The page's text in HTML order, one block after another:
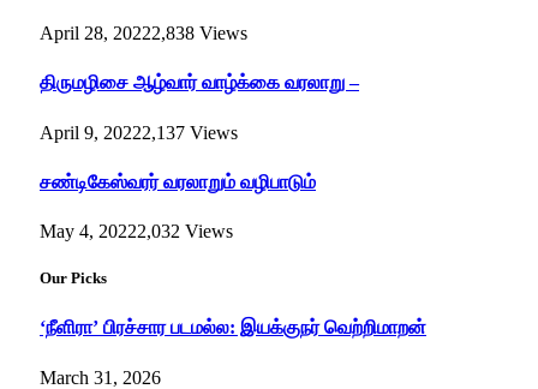
April 28, 20222,838 Views
திருமழிசை ஆழ்வார் வாழ்க்கை வரலாறு –
April 9, 20222,137 Views
சண்டிகேஸ்வரர் வரலாறும் வழிபாடும்
May 4, 20222,032 Views
Our Picks
‘நீளிரா’ பிரச்சார படமல்ல: இயக்குநர் வெற்றிமாறன்
March 31, 2026